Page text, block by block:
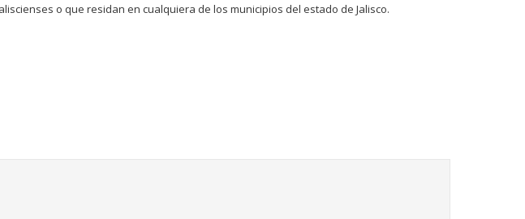
o que residan en cualquiera de los municipios del estado de Jalisco.